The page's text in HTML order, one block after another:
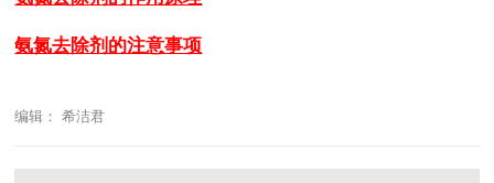
氨氮去除剂的注意事项
编辑： 希洁君